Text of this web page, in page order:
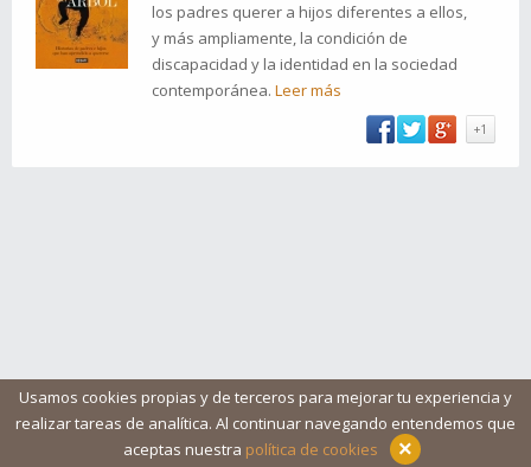
Usamos cookies propias y de terceros para mejorar tu experiencia y
realizar tareas de analítica. Al continuar navegando entendemos que
aceptas nuestra política de cookies ×
los padres querer a hijos diferentes a ellos,
y más ampliamente, la condición de
discapacidad y la identidad en la sociedad
contemporánea. Leer más
+1
Aviso legal